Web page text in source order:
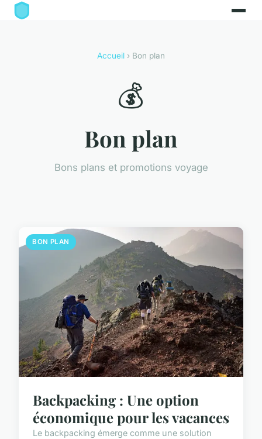
Accueil › Bon plan
💰
Bon plan
Bons plans et promotions voyage
BON PLAN
Backpacking : Une option
économique pour les vacances
Le backpacking émerge comme une solution